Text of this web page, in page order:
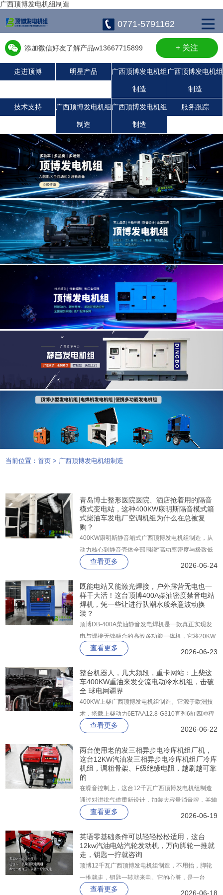
广西顶博发电机组制造
0771-5791162
添加微信好友了解产品w13667715899 + 关注
走进顶博 明星产品 广西顶博发电机组
制造
广西顶博发电机组
制造
技术支持 广西顶博发电机组
制造
广西顶博发电机组
制造
服务跟踪
广西顶博发电机组制造:静音发电机组
广西顶博发电机组制造:潍柴发电机组
珀金斯发电机组
沃尔沃发电机组
康明斯广西顶博发电机组制造
广西顶博发电机组制造:上柴发电机组
广西顶博发电机组制造:玉柴发电机组
当前位置：首页 > 广西顶博发电机组制造
青岛博士整形医院医院、洒店抢着用的隔音
模式变电站，这种400KW康明斯隔音模式箱
式柴油车发电厂空调机组为什么在总被复
购？
400KW康明斯静音箱式广西顶博发电机组制造，从
动力核心到静音壳体全部围绕“高功率密度与极致低
噪”一体化打造。它搭载康明斯KTA19-G3A柴油机，
斯坦福纯铜无刷发电机与深海控制器，并由顶博出品
的2mm镀锌板静音箱整体封装。
查看更多 2026-06-24
既能电站又能激光焊接，户外露营无电也一
样干大活！这台顶博400A柴油密度禁音电站
焊机，凭一些让进行队潮水般杀意波动换
装？
顶博DB-400A柴油静音发电焊机是一款真正实现发
电与焊接无缝融合的高效多功能一体机，它将20KW
大功率辅助电源与30-400A宽域精密焊接系统集成于
搬运、分别管理的繁琐。
查看更多 2026-06-23
整台机器人，几大频段，重卡网站：上柴这
车400KW重油来发交流电动冷水机组，击破
全.球电网疆界
400KW上柴广西顶博发电机组制造。它源于欧洲技
术，搭载上柴动力6ETAA12.8-G310直列6缸四冲程
电控高压共轨柴油发动机，配合四气门技术，在
力。机组支持一机双频（50Hz/60Hz），一步到位
满足国三排放标准，并预留国四升级接口。
查看更多 2026-06-22
两台使用老的发三相异步电冷库机组厂机，
这台12KW汽油发三相异步电冷库机组厂冷库
机组，调粗骨架、F级绝缘电阻，越刷越可靠
的
在噪音控制上，这台12千瓦广西顶博发电机组制造
通过对进排气道重新设计，加装大容量消音腔，并辅
以隔音棉与密封罩，7米处噪音实测仅87分贝。
查看更多 2026-06-19
英语零基础条件可以轻轻松松适用，这台
12kw汽油电站汽轮发动机，万向脚轮一推就
走，钥匙一拧就咨询
顶博12千瓦广西顶博发电机组制造​，不用抬，脚轮
一推就走，钥匙一转就来电。它的心脏，是一台
997cc双缸柴油机，平顺省油，强制风冷不怕过热。
查看更多 2026-06-18